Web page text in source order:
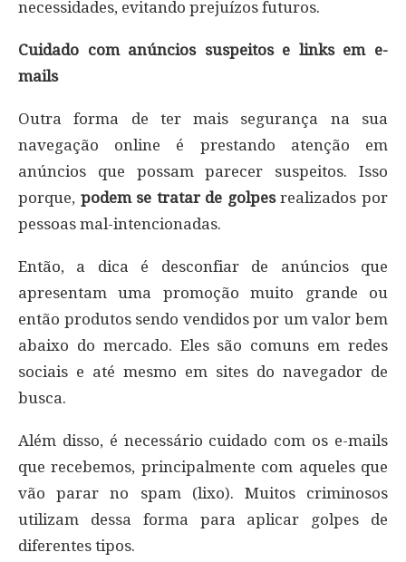
necessidades, evitando prejuízos futuros.
Cuidado com anúncios suspeitos e links em e-
mails
Outra forma de ter mais segurança na sua
navegação online é prestando atenção em
anúncios que possam parecer suspeitos. Isso
porque, podem se tratar de golpesrealizados por
pessoas mal-intencionadas.
Então, a dica é desconfiar de anúncios que
apresentam uma promoção muito grande ou
então produtos sendo vendidos por um valor bem
abaixo do mercado. Eles são comuns em redes
sociais e até mesmo em sites do navegador de
busca.
Além disso, é necessário cuidado com os e-mails
que recebemos, principalmente com aqueles que
vão parar no spam (lixo). Muitos criminosos
utilizam dessa forma para aplicar golpes de
diferentes tipos.